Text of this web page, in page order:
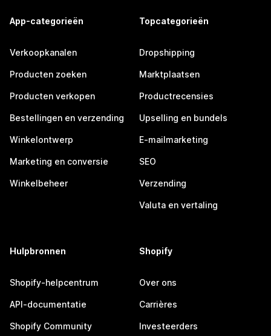
App-categorieën
Verkoopkanalen
Producten zoeken
Producten verkopen
Bestellingen en verzending
Winkelontwerp
Marketing en conversie
Winkelbeheer
Topcategorieën
Dropshipping
Marktplaatsen
Productrecensies
Upselling en bundels
E-mailmarketing
SEO
Verzending
Valuta en vertaling
Hulpbronnen
Shopify-helpcentrum
API-documentatie
Shopify Community
Shopify
Over ons
Carrières
Investeerders